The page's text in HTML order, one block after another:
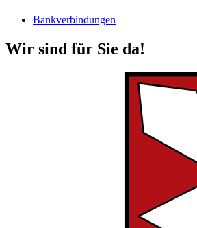
Bankverbindungen
Wir sind für Sie da!